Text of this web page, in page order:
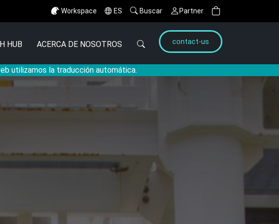
Workspace ES Buscar Partner
utilizamos la traducción automática.
HUB ACERCA DE NOSOTROS contact-us